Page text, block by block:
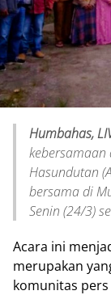
Humbahas,
kebersamaan
Hasundutan
bersama di
Senin (24/3)
Acara ini
merupakan
komunitas